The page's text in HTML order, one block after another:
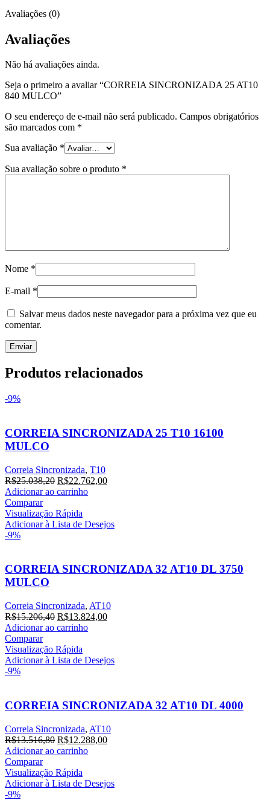
Avaliações (0)
Avaliações
Não há avaliações ainda.
Seja o primeiro a avaliar “CORREIA SINCRONIZADA 25 AT10
840 MULCO”
O seu endereço de e-mail não será publicado. Campos obrigatórios
são marcados com *
Sua avaliação *
Sua avaliação sobre o produto *
Nome *
E-mail *
Salvar meus dados neste navegador para a próxima vez que eu
comentar.
Produtos relacionados
-9%
CORREIA SINCRONIZADA 25 T10 16100
MULCO
Correia Sincronizada, T10
R$25.038,20 R$22.762,00
Adicionar ao carrinho
Comparar
Visualização Rápida
Adicionar à Lista de Desejos
-9%
CORREIA SINCRONIZADA 32 AT10 DL 3750
MULCO
Correia Sincronizada, AT10
R$15.206,40 R$13.824,00
Adicionar ao carrinho
Comparar
Visualização Rápida
Adicionar à Lista de Desejos
-9%
CORREIA SINCRONIZADA 32 AT10 DL 4000
Correia Sincronizada, AT10
R$13.516,80 R$12.288,00
Adicionar ao carrinho
Comparar
Visualização Rápida
Adicionar à Lista de Desejos
-9%